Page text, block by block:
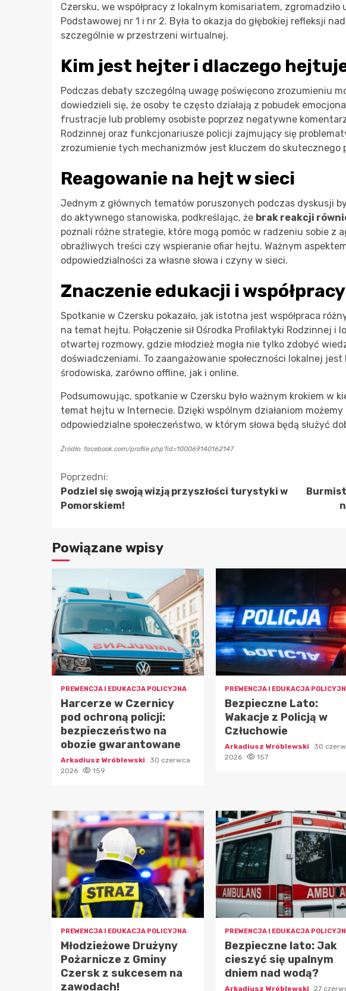
Czersku, we współpracy z lokalnym komisariatem, zgromadziło
Podstawowej nr 1 i nr 2. Była to okazja do głębokiej refleksji
szczególnie w przestrzeni wirtualnej.
Kim jest hejter i dlaczego
Podczas debaty szczególną uwagę poświęcono zrozumieniu
dowiedzieli się, że osoby te często działają z pobudek
frustracje lub problemy osobiste poprzez negatywne
Rodzinnej oraz funkcjonariusze policji zajmujący się
zrozumienie tych mechanizmów jest kluczem do skutecznego
Reagowanie na hejt w sieci
Jednym z głównych tematów poruszonych podczas dyskusji
do aktywnego stanowiska, podkreślając, że brak reakcji
poznali różne strategie, które mogą pomóc w radzeniu sobie z
obraźliwych treści czy wspieranie ofiar hejtu. Ważnym
odpowiedzialności za własne słowa i czyny w sieci.
Znaczenie edukacji i
Spotkanie w Czersku pokazało, jak istotna jest współpraca
na temat hejtu. Połączenie sił Ośrodka Profilaktyki Rodzinnej i
otwartej rozmowy, gdzie młodzież mogła nie tylko zdobyć
doświadczeniami. To zaangażowanie społeczności lokalnej
środowiska, zarówno offline, jak i online.
Podsumowując, spotkanie w Czersku było ważnym krokiem w
temat hejtu w Internecie. Dzięki wspólnym działaniom
odpowiedzialne społeczeństwo, w którym słowa będą służyć
Źródło: facebook.com/profile.php?id=100069140162147
Kontynuuj
czytanie
Poprzedni:
Podziel się swoją wizją przyszłości turystyki w
Pomorskiem!
Powiązane wpisy
PREWENCJA I EDUKACJA POLICYJNA
Harcerze w Czernicy
pod ochroną policji:
bezpieczeństwo na
obozie gwarantowane
Arkadiusz Wróblewski
30 czerwca
2026
159
PREWENCJA I EDUKACJA
Bezpieczne Lato:
Wakacje z Policją w
Człuchowie
Arkadiusz Wróblewski
30
2026
157
PREWENCJA I EDUKACJA POLICYJNA
Młodzieżowe Drużyny
Pożarnicze z Gminy
Czersk z sukcesem na
zawodach!
PREWENCJA I EDUKACJA
Bezpieczne lato: Jak
cieszyć się upalnym
dniem nad wodą?
Arkadiusz Wróblewski 27